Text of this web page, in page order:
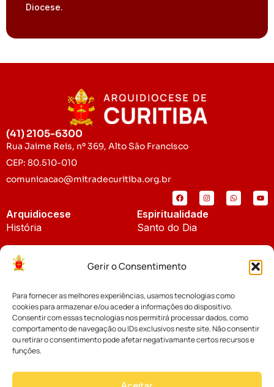
Gerir o Consentimento
Para fornecer as melhores experiências, usamos tecnologias como
cookies para armazenar e/ou aceder a informações do dispositivo.
Consentir com essas tecnologias nos permitirá processar dados, como
comportamento de navegação ou IDs exclusivos neste site. Não consentir
ou retirar o consentimento pode afetar negativamante certos recursos e
funções.
Diocese.
(41) 2105-6300
Rua Jaime Reis, nº 369, Alto São Francisco
CEP: 80.510-010
comunicacao@mitradecuritiba.org.br
Arquidiocese
História
Padroeira
Espiritualidade
Santo do Dia
Notícias
Notícias da Arquidiocese
Notícias Cáritas
Cúria Diocesana
Fundo Diocesano
Vicariatos da Educação